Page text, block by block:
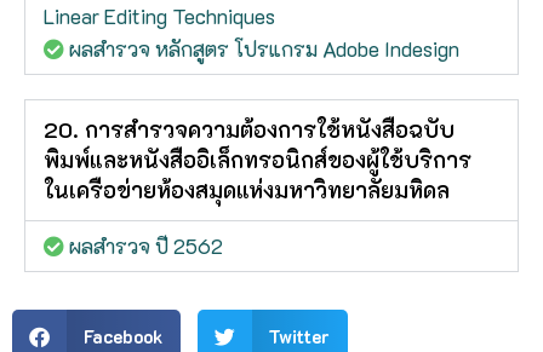
Linear Editing Techniques
ผลสำรวจ หลักสูตร โปรแกรม Adobe Indesign
20. การสำรวจความต้องการใช้หนังสือฉบับ
พิมพ์และหนังสืออิเล็กทรอนิกส์ของผู้ใช้บริการ
ในเครือข่ายห้องสมุดแห่งมหาวิทยาลัยมหิดล
ผลสำรวจ ปี 2562
Facebook Twitter